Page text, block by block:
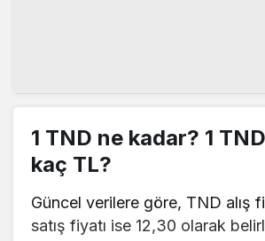
1 TND ne kadar? 1
kaç TL?
Güncel verilere göre, TND alış
satış fiyatı ise 12,30 olarak